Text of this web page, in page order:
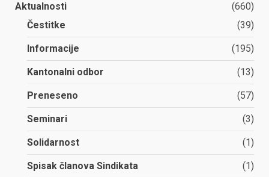
Aktualnosti
(660)
Čestitke
(39)
Informacije (195)
Kantonalni odbor (13)
Preneseno (57)
Seminari (3)
Solidarnost (1)
Spisak članova Sindikata (1)